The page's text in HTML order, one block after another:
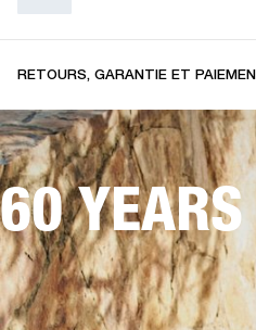
RETOURS, GARANTIE ET
60